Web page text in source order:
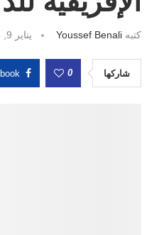
كتبه Youssef Benali يناير 9, 2026
شاركها 0